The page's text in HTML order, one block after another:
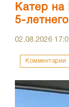
Катер на
5-
02.08.2026
Комментарии